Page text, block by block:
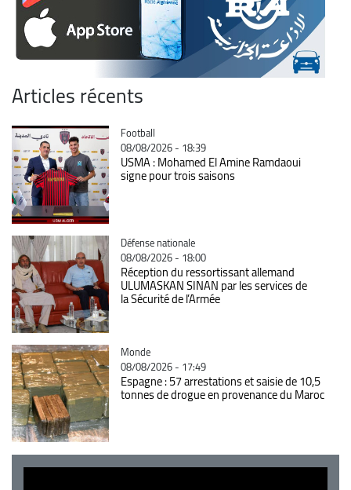
Articles récents
Catégorie
Football
08/08/2026 - 18:39
USMA : Mohamed El Amine Ramdaoui
signe pour trois saisons
Catégorie
Défense nationale
08/08/2026 - 18:00
Réception du ressortissant allemand
ULUMASKAN SINAN par les services de
la Sécurité de l’Armée
Catégorie
Monde
08/08/2026 - 17:49
Espagne : 57 arrestations et saisie de 10,5
tonnes de drogue en provenance du Maroc